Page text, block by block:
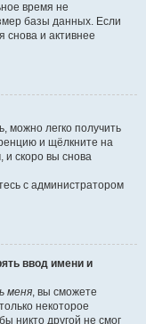
время не
базы данных. Если
снова и активнее
можно легко получить
и щёлкните на
и скоро вы снова
с администратором
ввод имени и
меня, вы сможете
некоторое
никто другой не смог